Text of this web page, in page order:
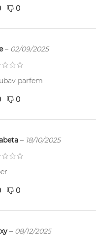
0
– 02/09/2025
parfem
0
– 18/10/2025
0
– 08/12/2025